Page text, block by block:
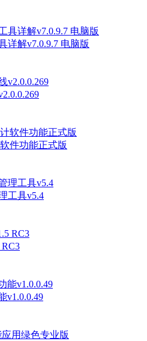
详解v7.0.9.7 电脑版
件功能正式版
工具v5.4
v1.0.0.49